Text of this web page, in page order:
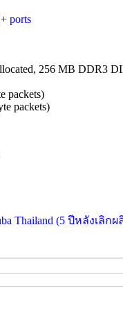
ports
256 MB DDR3
packets)
packets)
Thailand (5 ปีหลังเลิกผ